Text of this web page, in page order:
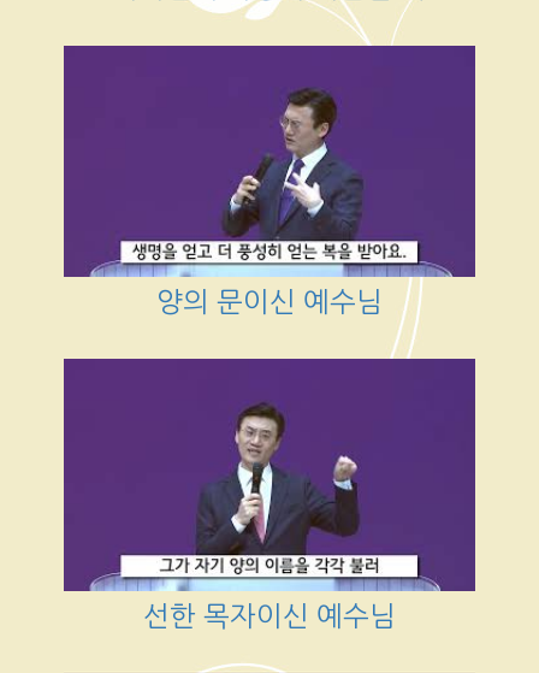
양의 문이신 예수님
선한 목자이신 예수님